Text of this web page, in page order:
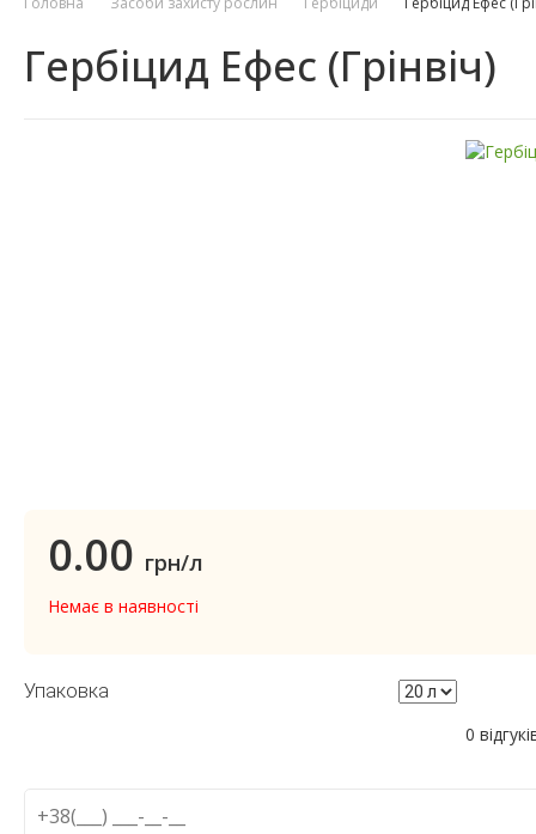
Гербіцид Ефес (Грінвіч)
0.00 грн/л
Немає в наявності
Упаковка
0